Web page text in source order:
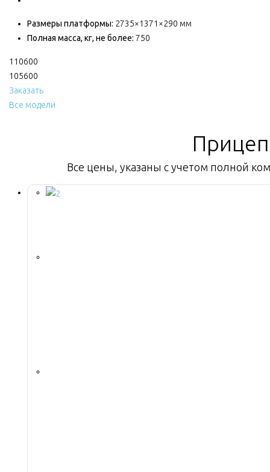
Размеры платформы: 2735×1371×290 мм
Полная масса, кг, не более: 750
110600
105600
Заказать
Все модели
Все цены, указаны с учетом полной